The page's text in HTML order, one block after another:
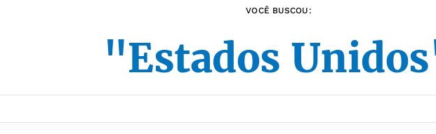
VOCÊ BUSCOU:
"Estados